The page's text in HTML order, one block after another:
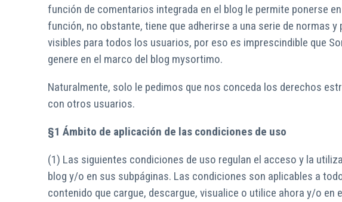
función de comentarios integrada en el blog le permite ponerse
función, no obstante, tiene que adherirse a una serie de normas
visibles para todos los usuarios, por eso es imprescindible que
genere en el marco del blog mysortimo.
Naturalmente, solo le pedimos que nos conceda los derechos
con otros usuarios.
§1 Ámbito de aplicación de las condiciones de uso
(1) Las siguientes condiciones de uso regulan el acceso y la
blog y/o en sus subpáginas. Las condiciones son aplicables a
contenido que cargue, descargue, visualice o utilice ahora y/o